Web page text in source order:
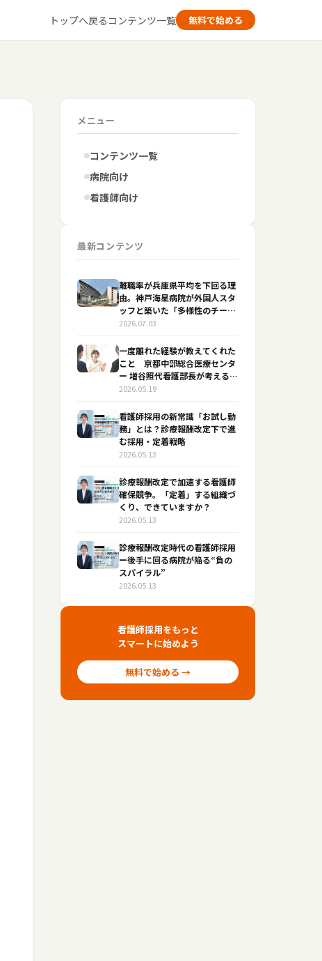
トップへ戻るコンテンツ一覧 無料で始める
メニュー
コンテンツ一覧
病院向け
看護師向け
最新コンテンツ
離職率が兵庫県平均を下回る理
由。神戸海星病院が外国人スタ
ッフと築いた「多様性のチーム
医療」
2026.07.03
一度離れた経験が教えてくれた
こと 京都中部総合医療センタ
ー 増谷照代看護部長が考える
「働き続けられる病院」
2026.05.19
看護師採用の新常識「お試し勤
務」とは？診療報酬改定下で進
む採用・定着戦略
2026.05.13
診療報酬改定で加速する看護師
確保競争。「定着」する組織づ
くり、できていますか？
2026.05.13
診療報酬改定時代の看護師採用
ー後手に回る病院が陥る“負の
スパイラル”
2026.05.13
看護師採用をもっと
スマートに始めよう
無料で始める →